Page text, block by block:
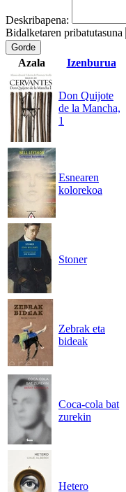
Deskribapena:
Bidalketaren pribatutasuna
Gorde
Azala Izenburua
Don Quijote
de la Mancha,
1
Esnearen
kolorekoa
Stoner
Zebrak eta
bideak
Coca-cola bat
zurekin
Hetero